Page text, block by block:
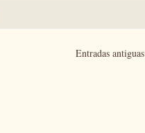
Entradas antiguas